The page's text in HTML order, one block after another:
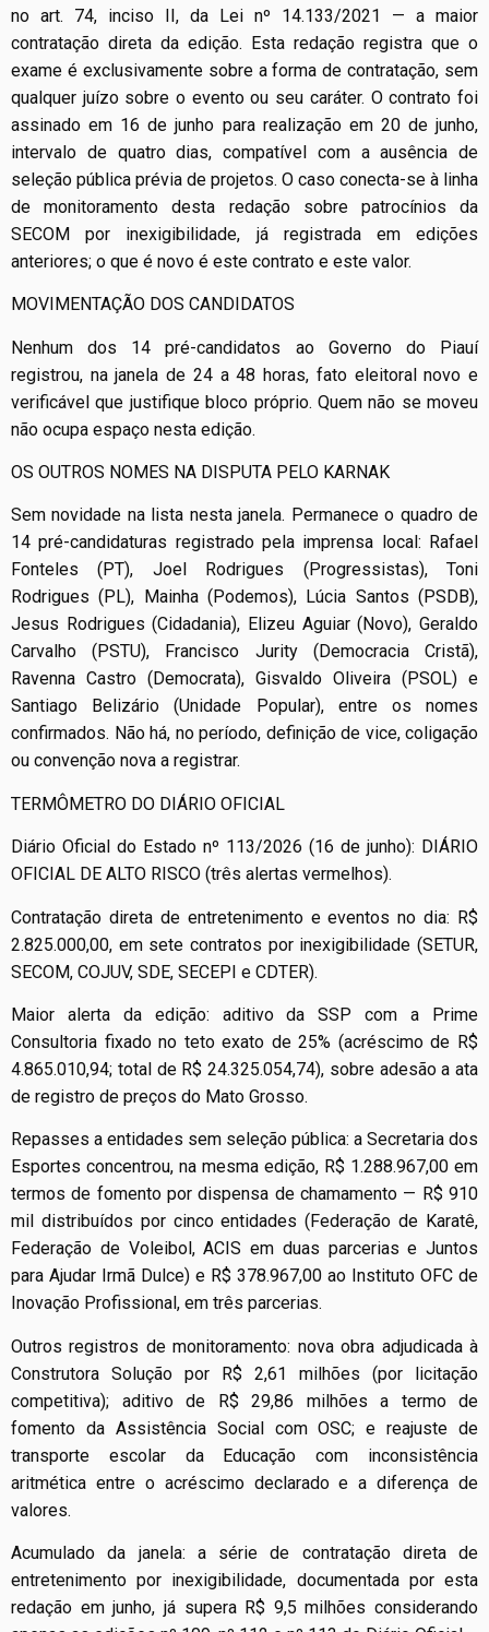
no art. 74, inciso II, da Lei nº 14.133/2021 — a maior
contratação direta da edição. Esta redação registra que o
exame é exclusivamente sobre a forma de contratação, sem
qualquer juízo sobre o evento ou seu caráter. O contrato foi
assinado em 16 de junho para realização em 20 de junho,
intervalo de quatro dias, compatível com a ausência de
seleção pública prévia de projetos. O caso conecta-se à linha
de monitoramento desta redação sobre patrocínios da
SECOM por inexigibilidade, já registrada em edições
anteriores; o que é novo é este contrato e este valor.
MOVIMENTAÇÃO DOS CANDIDATOS
Nenhum dos 14 pré-candidatos ao Governo do Piauí
registrou, na janela de 24 a 48 horas, fato eleitoral novo e
verificável que justifique bloco próprio. Quem não se moveu
não ocupa espaço nesta edição.
OS OUTROS NOMES NA DISPUTA PELO KARNAK
Sem novidade na lista nesta janela. Permanece o quadro de
14 pré-candidaturas registrado pela imprensa local: Rafael
Fonteles (PT), Joel Rodrigues (Progressistas), Toni
Rodrigues (PL), Mainha (Podemos), Lúcia Santos (PSDB),
Jesus Rodrigues (Cidadania), Elizeu Aguiar (Novo), Geraldo
Carvalho (PSTU), Francisco Jurity (Democracia Cristã),
Ravenna Castro (Democrata), Gisvaldo Oliveira (PSOL) e
Santiago Belizário (Unidade Popular), entre os nomes
confirmados. Não há, no período, definição de vice, coligação
ou convenção nova a registrar.
TERMÔMETRO DO DIÁRIO OFICIAL
Diário Oficial do Estado nº 113/2026 (16 de junho): DIÁRIO
OFICIAL DE ALTO RISCO (três alertas vermelhos).
Contratação direta de entretenimento e eventos no dia: R$
2.825.000,00, em sete contratos por inexigibilidade (SETUR,
SECOM, COJUV, SDE, SECEPI e CDTER).
Maior alerta da edição: aditivo da SSP com a Prime
Consultoria fixado no teto exato de 25% (acréscimo de R$
4.865.010,94; total de R$ 24.325.054,74), sobre adesão a ata
de registro de preços do Mato Grosso.
Repasses a entidades sem seleção pública: a Secretaria dos
Esportes concentrou, na mesma edição, R$ 1.288.967,00 em
termos de fomento por dispensa de chamamento — R$ 910
mil distribuídos por cinco entidades (Federação de Karatê,
Federação de Voleibol, ACIS em duas parcerias e Juntos
para Ajudar Irmã Dulce) e R$ 378.967,00 ao Instituto OFC de
Inovação Profissional, em três parcerias.
Outros registros de monitoramento: nova obra adjudicada à
Construtora Solução por R$ 2,61 milhões (por licitação
competitiva); aditivo de R$ 29,86 milhões a termo de
fomento da Assistência Social com OSC; e reajuste de
transporte escolar da Educação com inconsistência
aritmética entre o acréscimo declarado e a diferença de
valores.
Acumulado da janela: a série de contratação direta de
entretenimento por inexigibilidade, documentada por esta
redação em junho, já supera R$ 9,5 milhões considerando